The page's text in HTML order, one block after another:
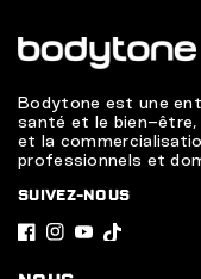
Bodytone est une
santé et le bien-être,
et la
professionnels et
SUIVEZ-NOUS
F
I
T